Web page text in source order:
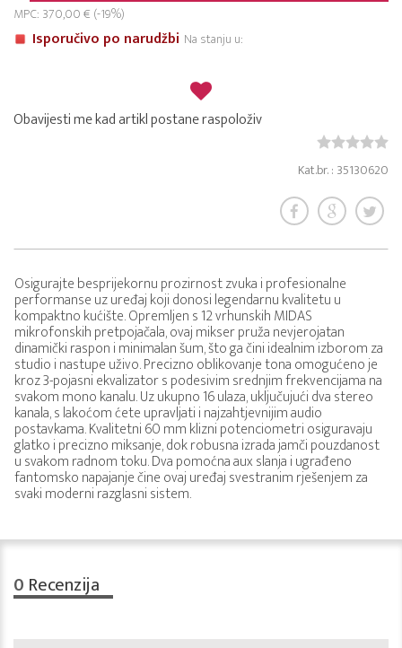
MPC: 370,00 € (-19%)
Isporučivo po narudžbi Na stanju u:
Obavijesti me kad artikl postane raspoloživ
Kat.br. : 35130620
Osigurajte besprijekornu prozirnost zvuka i profesionalne
performanse uz uređaj koji donosi legendarnu kvalitetu u
kompaktno kućište. Opremljen s 12 vrhunskih MIDAS
mikrofonskih pretpojačala, ovaj mikser pruža nevjerojatan
dinamički raspon i minimalan šum, što ga čini idealnim izborom za
studio i nastupe uživo. Precizno oblikovanje tona omogućeno je
kroz 3-pojasni ekvalizator s podesivim srednjim frekvencijama na
svakom mono kanalu. Uz ukupno 16 ulaza, uključujući dva stereo
kanala, s lakoćom ćete upravljati i najzahtjevnijim audio
postavkama. Kvalitetni 60 mm klizni potenciometri osiguravaju
glatko i precizno miksanje, dok robusna izrada jamči pouzdanost
u svakom radnom toku. Dva pomoćna aux slanja i ugrađeno
fantomsko napajanje čine ovaj uređaj svestranim rješenjem za
svaki moderni razglasni sistem.
0 Recenzija